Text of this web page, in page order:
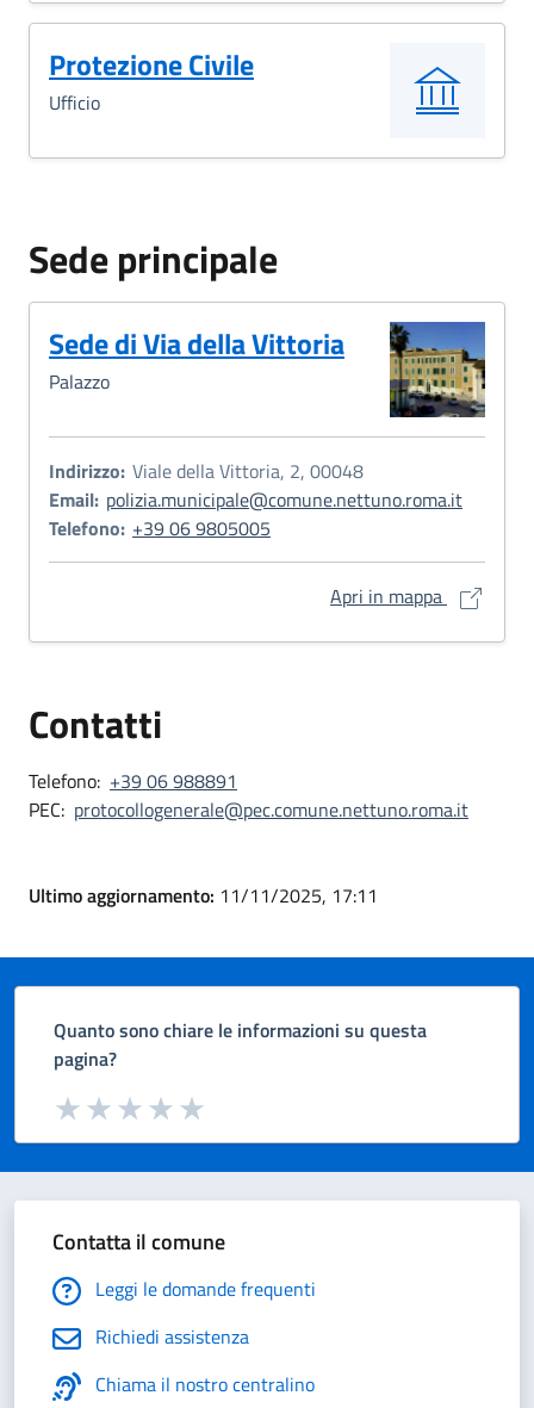
Protezione Civile
Ufficio
Sede principale
Sede di Via della Vittoria
Palazzo
Indirizzo: Viale della Vittoria, 2, 00048
Email: polizia.municipale@comune.nettuno.roma.it
Telefono: +39 06 9805005
Apri in mappa Sede di
Contatti
Telefono: +39 06 988891
PEC: protocollogenerale@pec.comune.nettuno.roma.it
Ultimo aggiornamento: 11/11/2025, 17:11
Quanto sono chiare le informazioni su questa
pagina?
Valuta da 1 a 5 stelle la pagina
Valuta 5 stelle su 5
Valuta 4 stelle su 5
Valuta 3 stelle su 5
Valuta 2 stelle su 5
Valuta 1 stelle su 5
Contatta il comune
Leggi le domande frequenti
Richiedi assistenza
Chiama il nostro centralino